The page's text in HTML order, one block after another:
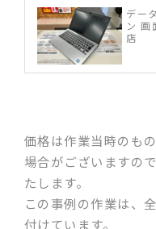
デー
ン 画
店
価格は作業当時のも
場合がございますの
たします。
この事例の作業は、
付けています。